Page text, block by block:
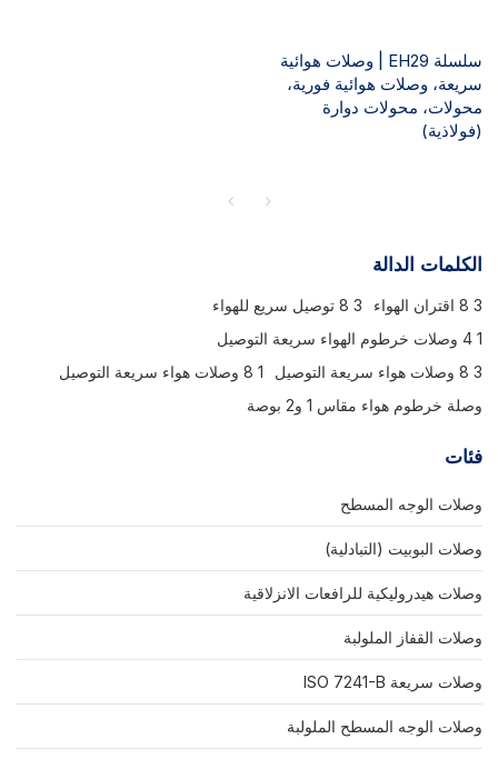
سلسلة EH29 | وصلات هوائية
سريعة، وصلات هوائية فورية،
محولات، محولات دوارة
(فولاذية)
الكلمات الدالة
3 8 اقتران الهواء
3 8 توصيل سريع للهواء
1 4 وصلات خرطوم الهواء سريعة التوصيل
3 8 وصلات هواء سريعة التوصيل
1 8 وصلات هواء سريعة التوصيل
وصلة خرطوم هواء مقاس 1 و2 بوصة
فئات
وصلات الوجه المسطح
وصلات البوبيت (التبادلية)
وصلات هيدروليكية للرافعات الانزلاقية
وصلات القفاز الملولبة
وصلات سريعة ISO 7241-B
وصلات الوجه المسطح الملولبة